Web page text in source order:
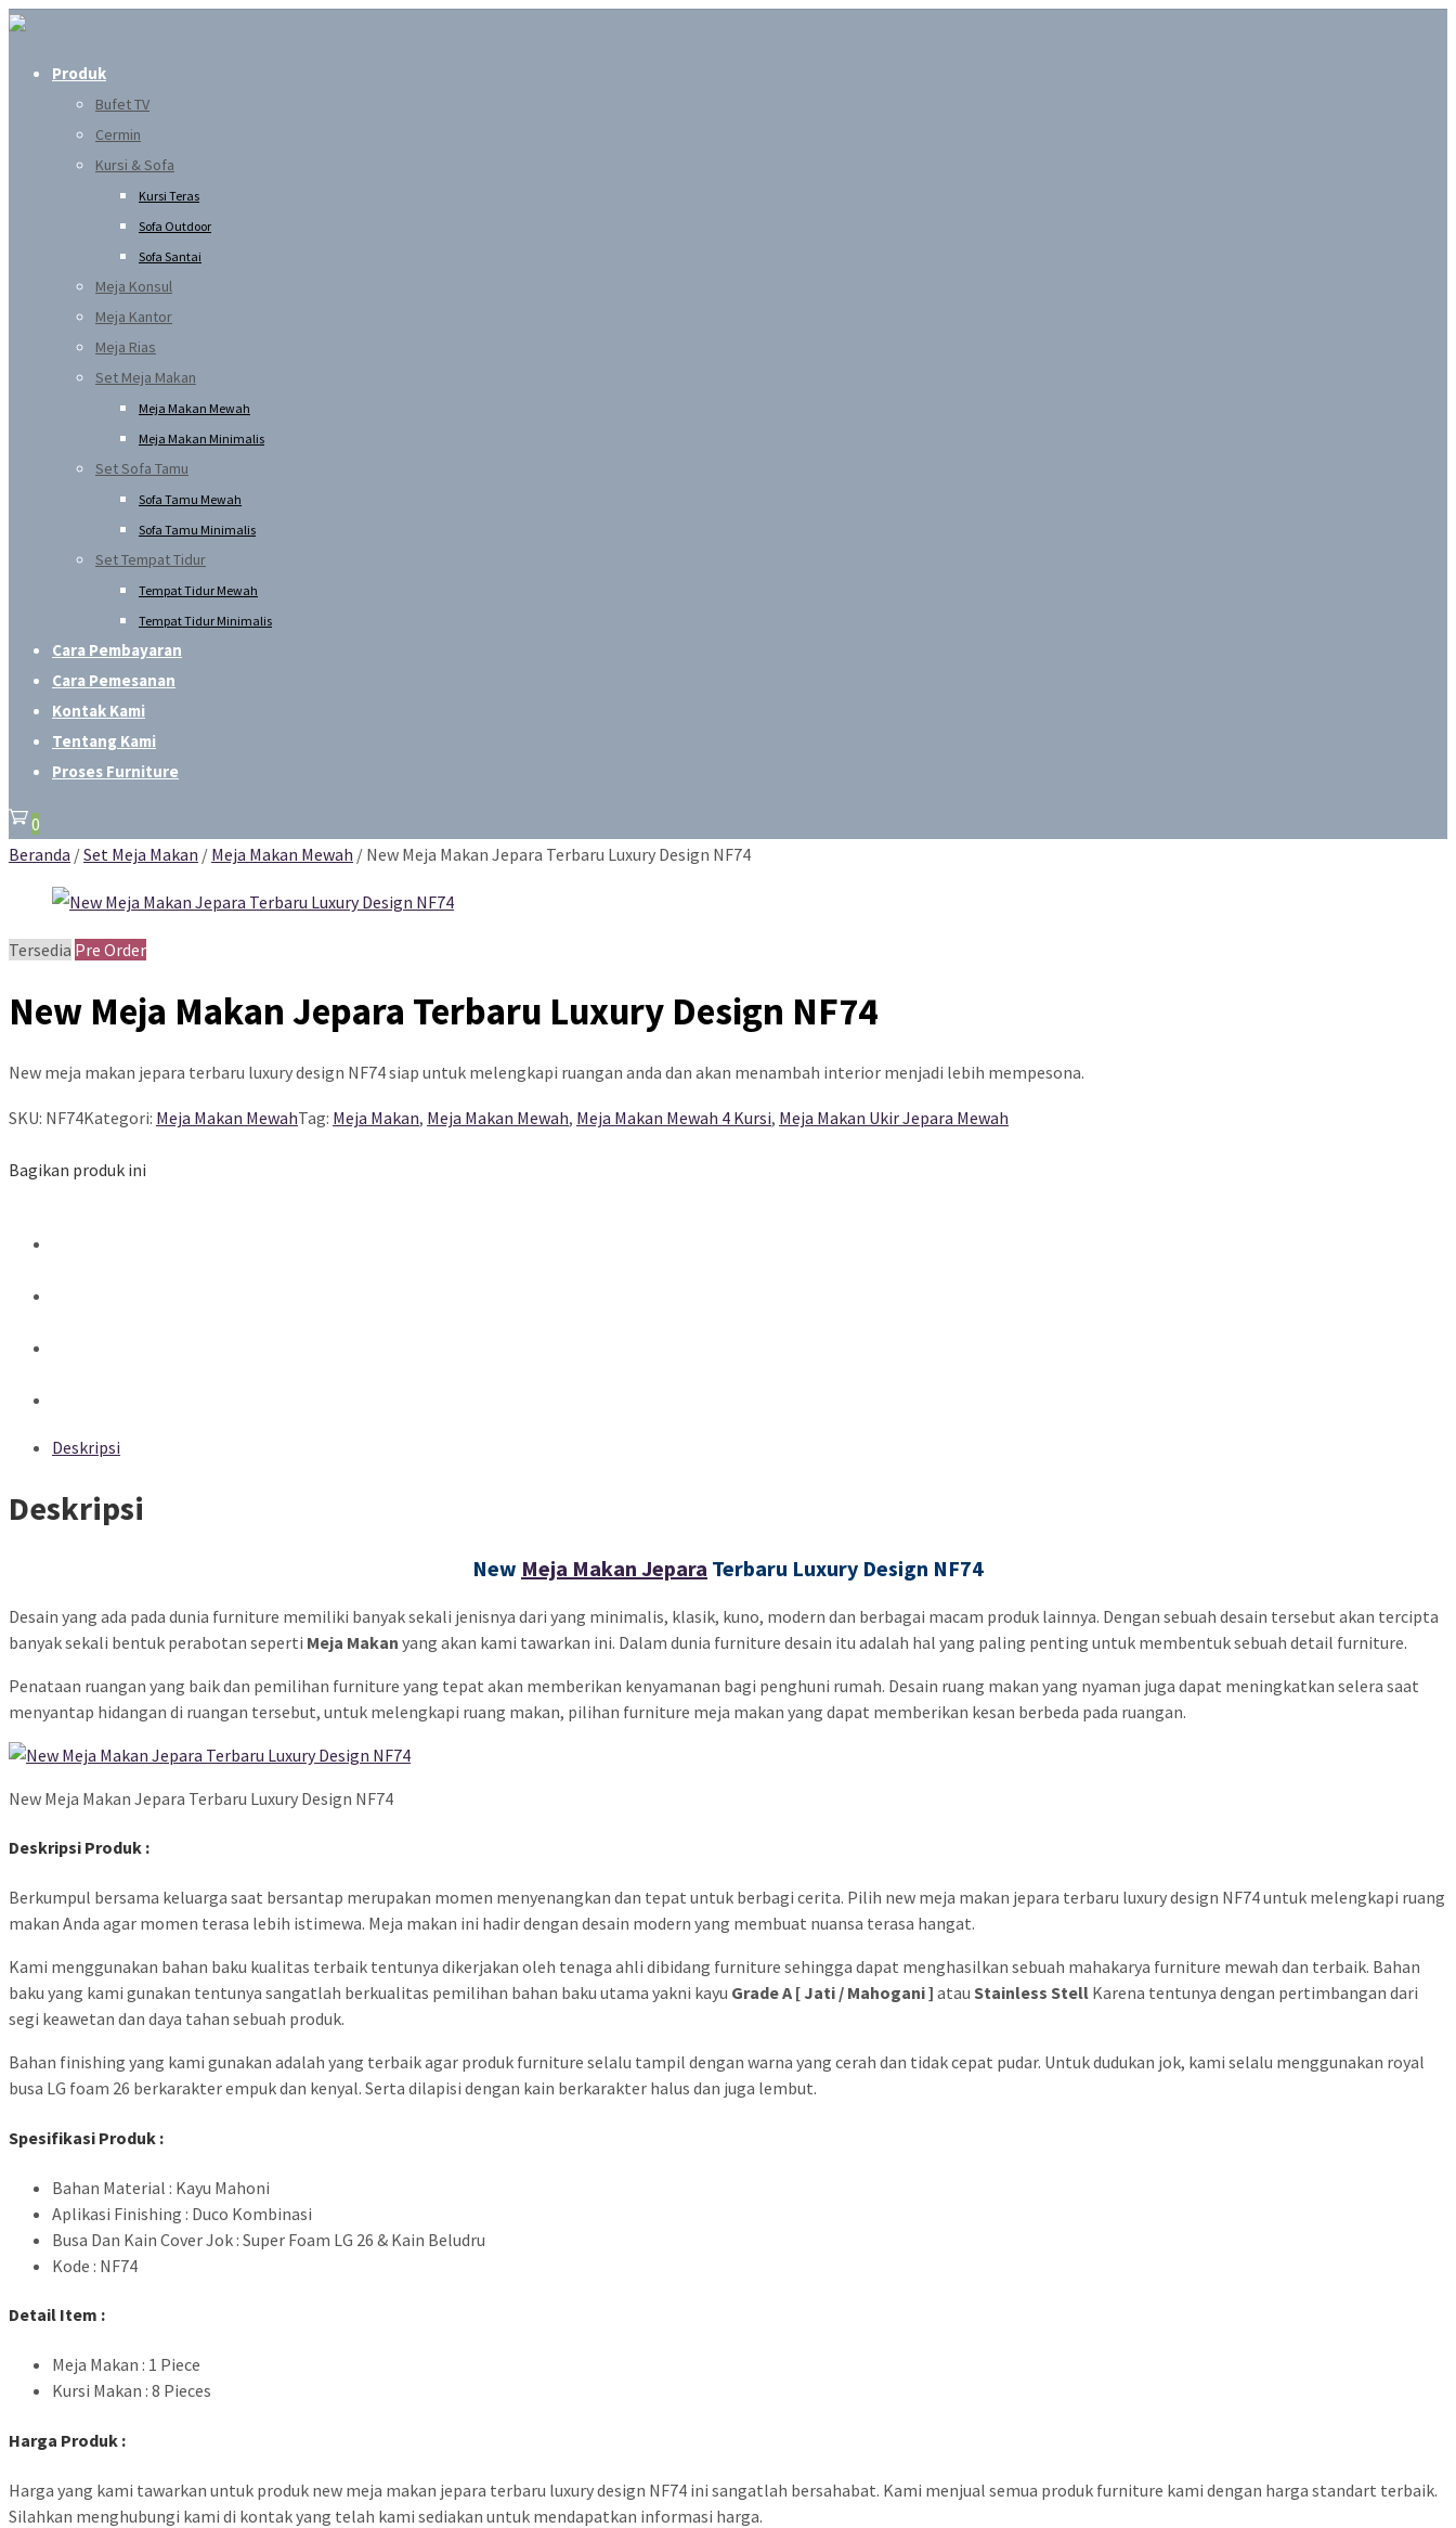
Produk
Bufet TV
Cermin
Kursi & Sofa
Kursi Teras
Sofa Outdoor
Sofa Santai
Meja Konsul
Meja Kantor
Meja Rias
Set Meja Makan
Meja Makan Mewah
Meja Makan Minimalis
Set Sofa Tamu
Sofa Tamu Mewah
Sofa Tamu Minimalis
Set Tempat Tidur
Tempat Tidur Mewah
Tempat Tidur Minimalis
Cara Pembayaran
Cara Pemesanan
Kontak Kami
Tentang Kami
Proses Furniture
0
Beranda /Set Meja Makan / Meja Makan Mewah / New Meja Makan Jepara Terbaru Luxury Design NF74
Tersedia Pre Order
New Meja Makan Jepara Terbaru Luxury Design NF74
New meja makan jepara terbaru luxury design NF74 siap untuk melengkapi ruangan anda dan akan menambah interior menjadi lebih mempesona.
SKU: NF74Kategori: Meja Makan MewahTag: Meja Makan, Meja Makan Mewah, Meja Makan Mewah 4 Kursi, Meja Makan Ukir Jepara Mewah
Bagikan produk ini
Deskripsi
Deskripsi
New Meja Makan Jepara Terbaru Luxury Design NF74
Desain yang ada pada dunia furniture memiliki banyak sekali jenisnya dari yang minimalis, klasik, kuno, modern dan berbagai macam produk lainnya. Dengan sebuah desain tersebut akan tercipta
banyak sekali bentuk perabotan seperti Meja Makan yang akan kami tawarkan ini. Dalam dunia furniture desain itu adalah hal yang paling penting untuk membentuk sebuah detail furniture.
Penataan ruangan yang baik dan pemilihan furniture yang tepat akan memberikan kenyamanan bagi penghuni rumah. Desain ruang makan yang nyaman juga dapat meningkatkan selera saat
menyantap hidangan di ruangan tersebut, untuk melengkapi ruang makan, pilihan furniture meja makan yang dapat memberikan kesan berbeda pada ruangan.
New Meja Makan Jepara Terbaru Luxury Design NF74
Deskripsi Produk :
Berkumpul bersama keluarga saat bersantap merupakan momen menyenangkan dan tepat untuk berbagi cerita. Pilih new meja makan jepara terbaru luxury design NF74 untuk melengkapi ruang
makan Anda agar momen terasa lebih istimewa. Meja makan ini hadir dengan desain modern yang membuat nuansa terasa hangat.
Kami menggunakan bahan baku kualitas terbaik tentunya dikerjakan oleh tenaga ahli dibidang furniture sehingga dapat menghasilkan sebuah mahakarya furniture mewah dan terbaik. Bahan
baku yang kami gunakan tentunya sangatlah berkualitas pemilihan bahan baku utama yakni kayu Grade A [ Jati / Mahogani ] atau Stainless Stell Karena tentunya dengan pertimbangan dari
segi keawetan dan daya tahan sebuah produk.
Bahan finishing yang kami gunakan adalah yang terbaik agar produk furniture selalu tampil dengan warna yang cerah dan tidak cepat pudar. Untuk dudukan jok, kami selalu menggunakan royal
busa LG foam 26 berkarakter empuk dan kenyal. Serta dilapisi dengan kain berkarakter halus dan juga lembut.
Spesifikasi Produk :
Bahan Material : Kayu Mahoni
Aplikasi Finishing : Duco Kombinasi
Busa Dan Kain Cover Jok : Super Foam LG 26 & Kain Beludru
Kode : NF74
Detail Item :
Meja Makan : 1 Piece
Kursi Makan : 8 Pieces
Harga Produk :
Harga yang kami tawarkan untuk produk new meja makan jepara terbaru luxury design NF74 ini sangatlah bersahabat. Kami menjual semua produk furniture kami dengan harga standart terbaik.
Silahkan menghubungi kami di kontak yang telah kami sediakan untuk mendapatkan informasi harga.